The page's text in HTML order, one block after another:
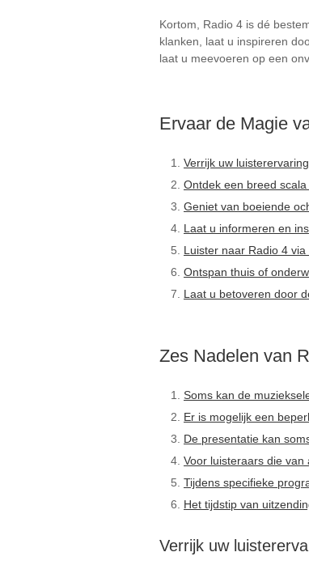
Kortom, Radio 4 is dé
klanken, laat u inspireren
laat u meevoeren op een
Ervaar de Magie
Verrijk uw
Ontdek een breed
Geniet van boeiende
Laat u informeren en
Luister naar Radio 4
Ontspan thuis of
Laat u betoveren door
Zes Nadelen van
Soms kan de
Er is mogelijk een
De presentatie kan
Voor luisteraars die van
Tijdens specifieke
Het tijdstip van
Verrijk uw